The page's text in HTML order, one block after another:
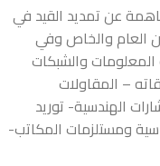
عن تمديد القيد في
العام والخاص وفي
المعلومات والشبكات
– المقاولات
الهندسية- توريد
ومستلزمات المكاتب-